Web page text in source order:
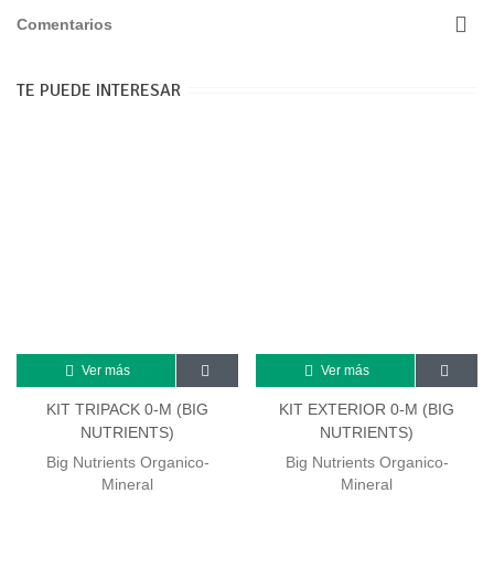
Comentarios
TE PUEDE INTERESAR
Ver más
KIT TRIPACK 0-M (BIG
NUTRIENTS)
Big Nutrients Organico-
Mineral
Ver más
KIT EXTERIOR 0-M (BIG
NUTRIENTS)
Big Nutrients Organico-
Mineral